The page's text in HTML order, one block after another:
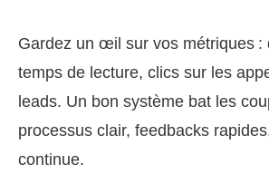
Gardez un œil sur vos métriques :
temps de lecture, clics sur les
leads. Un bon système bat les
processus clair, feedbacks
continue.